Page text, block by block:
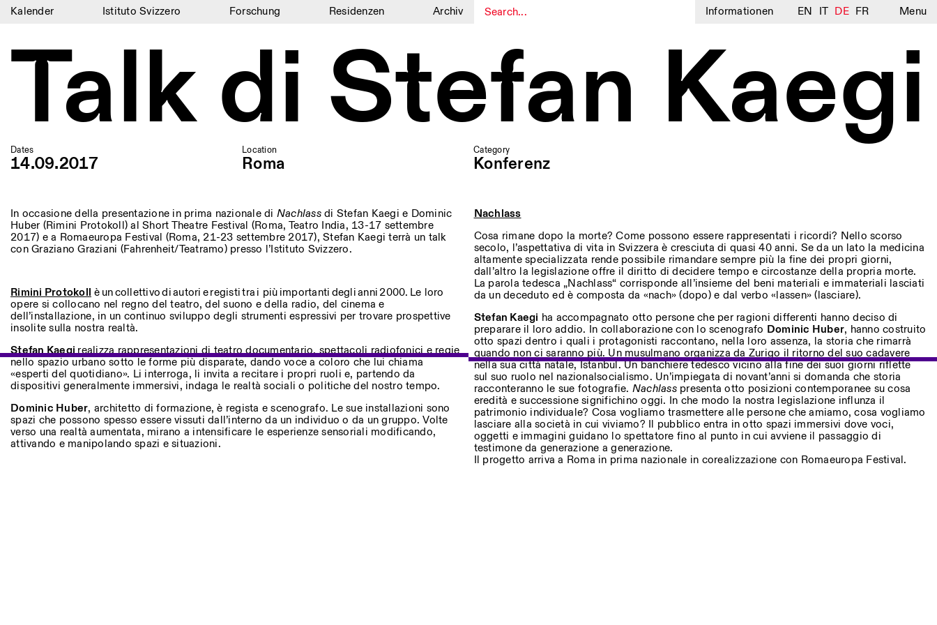
Kalender Istituto Svizzero Forschung Residenzen Archiv Informationen EN IT DE FR Menu
Kalender
Istituto Svizzero
Forschung
Residenzen
Archiv
Organisation
Bibliothek
Jobs
Andere Tätigkeiten
NEWSLETTER
Melden Sie sich für unseren Newsletter an, damit Sie stets auf dem Laufenden über unsere
Veranstaltungen sind
Facebook Instagram Linkedin Vimeo Privacy Policy
Talk di Stefan Kaegi
Dates
14.09.2017
Location
Roma
Category
Konferenz
In occasione della presentazione in prima nazionale di Nachlassdi Stefan Kaegi e Dominic
Huber (Rimini Protokoll) al Short Theatre Festival (Roma, Teatro India, 13-17 settembre
2017) e a Romaeuropa Festival (Roma, 21-23 settembre 2017), Stefan Kaegi terrà un talk
con Graziano Graziani (Fahrenheit/Teatramo) presso l’Istituto Svizzero.
Rimini Protokoll è un collettivo di autori e registi tra i più importanti degli anni 2000. Le loro
opere si collocano nel regno del teatro, del suono e della radio, del cinema e
dell’installazione, in un continuo sviluppo degli strumenti espressivi per trovare prospettive
insolite sulla nostra realtà.
Stefan Kaegirealizza rappresentazioni di teatro documentario, spettacoli radiofonici e regie
nello spazio urbano sotto le forme più disparate, dando voce a coloro che lui chiama
«esperti del quotidiano». Li interroga, li invita a recitare i propri ruoli e, partendo da
dispositivi generalmente immersivi, indaga le realtà sociali o politiche del nostro tempo.
Dominic Huber, architetto di formazione, è regista e scenografo. Le sue installazioni sono
spazi che possono spesso essere vissuti dall’interno da un individuo o da un gruppo. Volte
verso una realtà aumentata, mirano a intensificare le esperienze sensoriali modificando,
attivando e manipolando spazi e situazioni.
Nachlass
Cosa rimane dopo la morte? Come possono essere rappresentati i ricordi? Nello scorso
secolo, l’aspettativa di vita in Svizzera è cresciuta di quasi 40 anni. Se da un lato la medicina
altamente specializzata rende possibile rimandare sempre più la fine dei propri giorni,
dall’altro la legislazione offre il diritto di decidere tempo e circostanze della propria morte.
La parola tedesca „Nachlass“ corrisponde all’insieme del beni materiali e immateriali lasciati
da un deceduto ed è composta da «nach» (dopo) e dal verbo «lassen» (lasciare).
Stefan Kaegi ha accompagnato otto persone che per ragioni differenti hanno deciso di
preparare il loro addio. In collaborazione con lo scenografo Dominic Huber, hanno costruito
otto spazi dentro i quali i protagonisti raccontano, nella loro assenza, la storia che rimarrà
quando non ci saranno più. Un musulmano organizza da Zurigo il ritorno del suo cadavere
nella sua città natale, Istanbul. Un banchiere tedesco vicino alla fine dei suoi giorni riflette
sul suo ruolo nel nazionalsocialismo. Un’impiegata di novant’anni si domanda che storia
racconteranno le sue fotografie. Nachlasspresenta otto posizioni contemporanee su cosa
eredità e successione significhino oggi. In che modo la nostra legislazione influnza il
patrimonio individuale? Cosa vogliamo trasmettere alle persone che amiamo, cosa vogliamo
lasciare alla società in cui viviamo? Il pubblico entra in otto spazi immersivi dove voci,
oggetti e immagini guidano lo spettatore fino al punto in cui avviene il passaggio di
testimone da generazione a generazione.
Il progetto arriva a Roma in prima nazionale in corealizzazione con Romaeuropa Festival.